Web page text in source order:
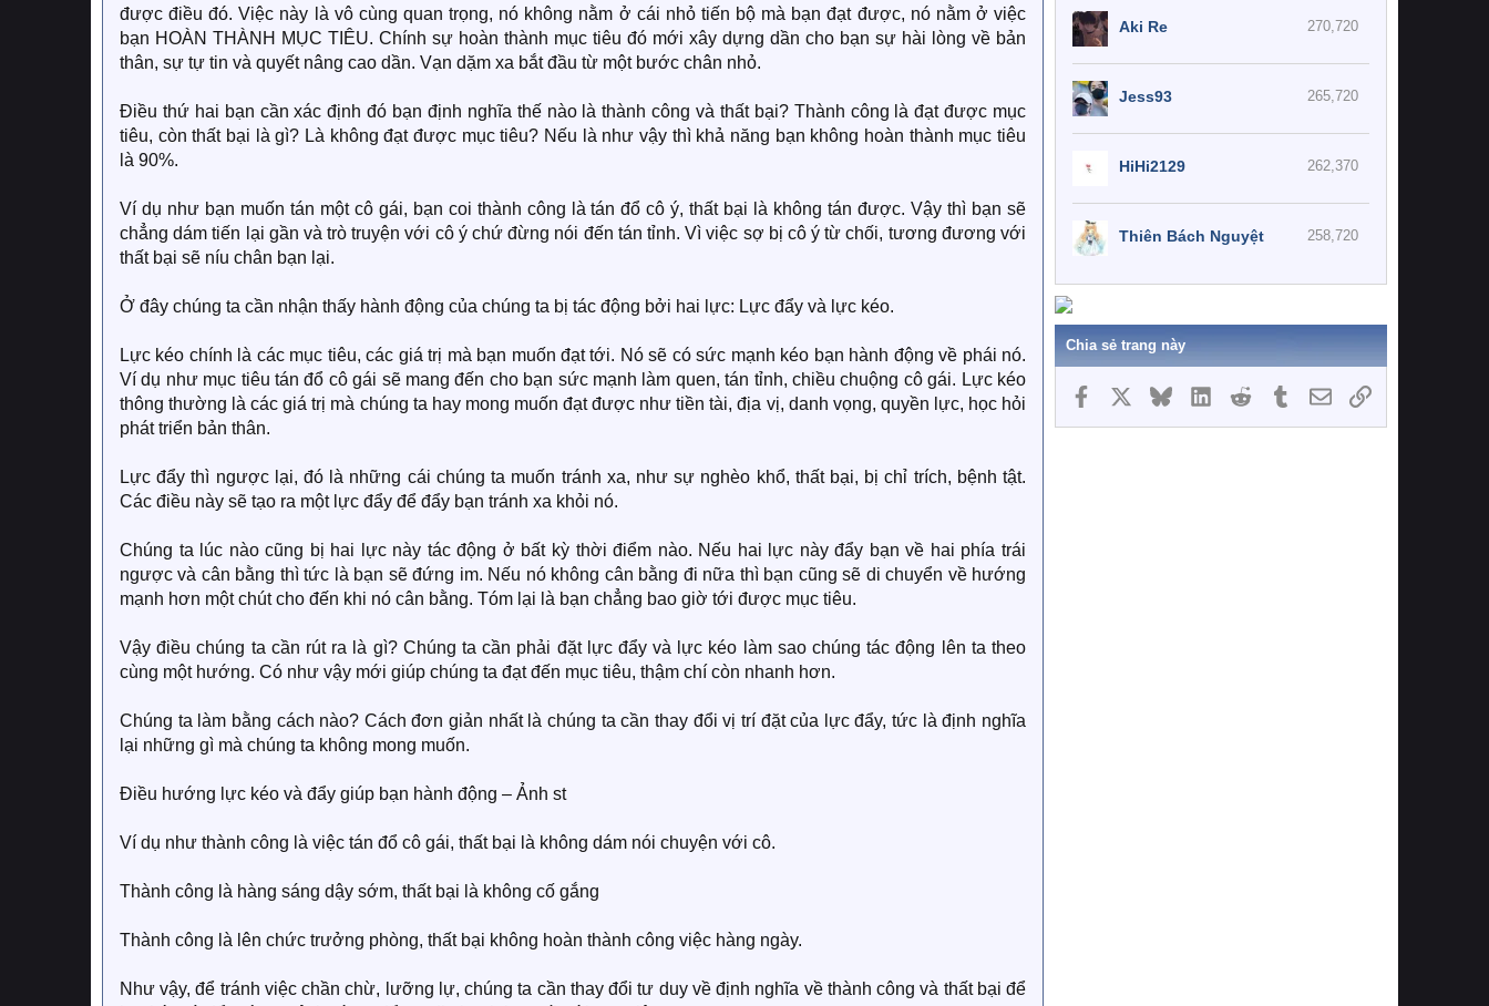
được điều đó. Việc này là vô cùng quan trọng, nó không nằm ở cái nhỏ tiến bộ mà bạn đạt được, nó nằm ở việc
bạn HOÀN THÀNH MỤC TIÊU. Chính sự hoàn thành mục tiêu đó mới xây dựng dần cho bạn sự hài lòng về bản
thân, sự tự tin và quyết nâng cao dần. Vạn dặm xa bắt đầu từ một bước chân nhỏ.
Điều thứ hai bạn cần xác định đó bạn định nghĩa thế nào là thành công và thất bại? Thành công là đạt được mục
tiêu, còn thất bại là gì? Là không đạt được mục tiêu? Nếu là như vậy thì khả năng bạn không hoàn thành mục tiêu
là 90%.
Ví dụ như bạn muốn tán một cô gái, bạn coi thành công là tán đổ cô ý, thất bại là không tán được. Vậy thì bạn sẽ
chẳng dám tiến lại gần và trò truyện với cô ý chứ đừng nói đến tán tỉnh. Vì việc sợ bị cô ý từ chối, tương đương với
thất bại sẽ níu chân bạn lại.
Ở đây chúng ta cần nhận thấy hành động của chúng ta bị tác động bởi hai lực: Lực đẩy và lực kéo.
Lực kéo chính là các mục tiêu, các giá trị mà bạn muốn đạt tới. Nó sẽ có sức mạnh kéo bạn hành động về phái nó.
Ví dụ như mục tiêu tán đổ cô gái sẽ mang đến cho bạn sức mạnh làm quen, tán tỉnh, chiều chuộng cô gái. Lực kéo
thông thường là các giá trị mà chúng ta hay mong muốn đạt được như tiền tài, địa vị, danh vọng, quyền lực, học hỏi
phát triển bản thân.
Lực đẩy thì ngược lại, đó là những cái chúng ta muốn tránh xa, như sự nghèo khổ, thất bại, bị chỉ trích, bệnh tật.
Các điều này sẽ tạo ra một lực đẩy để đẩy bạn tránh xa khỏi nó.
Chúng ta lúc nào cũng bị hai lực này tác động ở bất kỳ thời điểm nào. Nếu hai lực này đẩy bạn về hai phía trái
ngược và cân bằng thì tức là bạn sẽ đứng im. Nếu nó không cân bằng đi nữa thì bạn cũng sẽ di chuyển về hướng
mạnh hơn một chút cho đến khi nó cân bằng. Tóm lại là bạn chẳng bao giờ tới được mục tiêu.
Vậy điều chúng ta cần rút ra là gì? Chúng ta cần phải đặt lực đẩy và lực kéo làm sao chúng tác động lên ta theo
cùng một hướng. Có như vậy mới giúp chúng ta đạt đến mục tiêu, thậm chí còn nhanh hơn.
Chúng ta làm bằng cách nào? Cách đơn giản nhất là chúng ta cần thay đổi vị trí đặt của lực đẩy, tức là định nghĩa
lại những gì mà chúng ta không mong muốn.
Điều hướng lực kéo và đẩy giúp bạn hành động – Ảnh st
Ví dụ như thành công là việc tán đổ cô gái, thất bại là không dám nói chuyện với cô.
Thành công là hàng sáng dậy sớm, thất bại là không cố gắng
Thành công là lên chức trưởng phòng, thất bại không hoàn thành công việc hàng ngày.
Như vậy, để tránh việc chần chừ, lưỡng lự, chúng ta cần thay đổi tư duy về định nghĩa về thành công và thất bại để
270,720
Aki Re
265,720
Jess93
262,370
HiHi2129
258,720
Thiên Bách Nguyệt
Chia sẻ trang này
Facebook BlueskyLinkedInReddit TumblrEmailLink